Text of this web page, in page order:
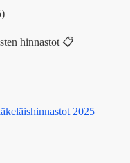
hinnastot 📋
2025